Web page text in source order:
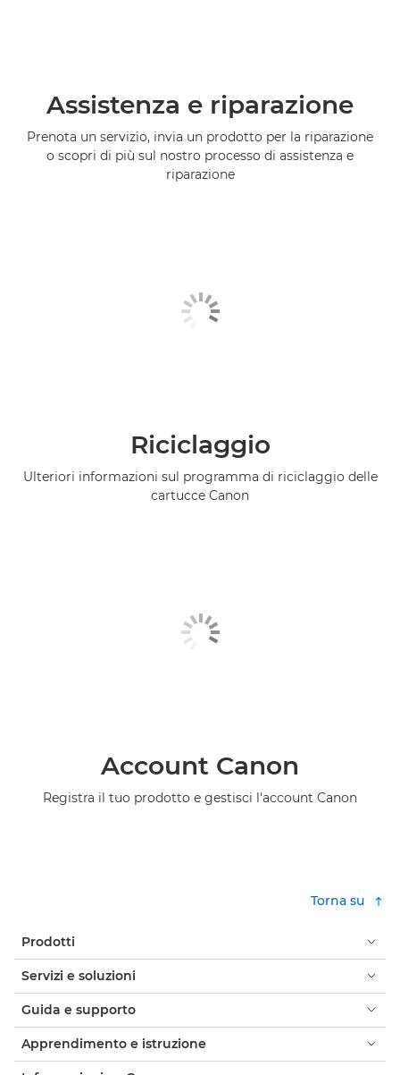
Assistenza e riparazione
Prenota un servizio, invia un prodotto per la riparazione
o scopri di più sul nostro processo di assistenza e
riparazione
Riciclaggio
Ulteriori informazioni sul programma di riciclaggio delle
cartucce Canon
Account Canon
Registra il tuo prodotto e gestisci l'account Canon
Torna su
Prodotti
Servizi e soluzioni
Guida e supporto
Apprendimento e istruzione